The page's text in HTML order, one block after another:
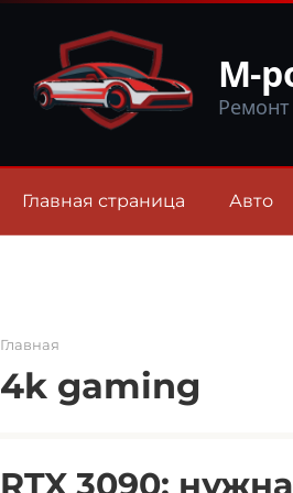
M-
Главная страница Авто
Главная
4k gaming
RTX 3090: